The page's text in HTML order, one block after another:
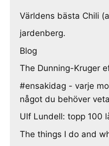
Världens bästa Chili
jardenberg.
Blog
The Dunning-Kruger
#ensakidag - varje
något du behöver
Ulf Lundell: topp 100
The things I do and